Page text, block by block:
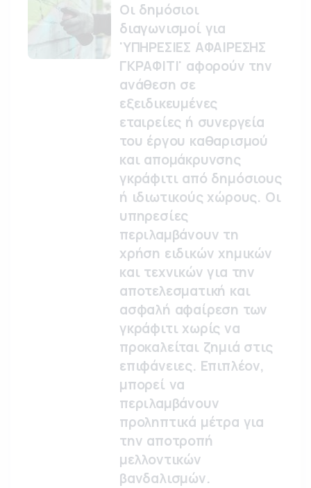
Οι δημόσιοι
διαγωνισμοί για
'ΥΠΗΡΕΣΙΕΣ ΑΦΑΙΡΕΣΗΣ
ΓΚΡΑΦΙΤΙ' αφορούν την
ανάθεση σε
εξειδικευμένες
εταιρείες ή συνεργεία
του έργου καθαρισμού
και απομάκρυνσης
γκράφιτι από δημόσιους
ή ιδιωτικούς χώρους. Οι
υπηρεσίες
περιλαμβάνουν τη
χρήση ειδικών χημικών
και τεχνικών για την
αποτελεσματική και
ασφαλή αφαίρεση των
γκράφιτι χωρίς να
προκαλείται ζημιά στις
επιφάνειες. Επιπλέον,
μπορεί να
περιλαμβάνουν
προληπτικά μέτρα για
την αποτροπή
μελλοντικών
βανδαλισμών.